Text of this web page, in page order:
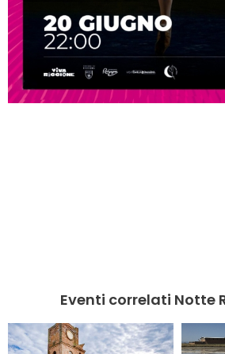
Eventi correlati Notte